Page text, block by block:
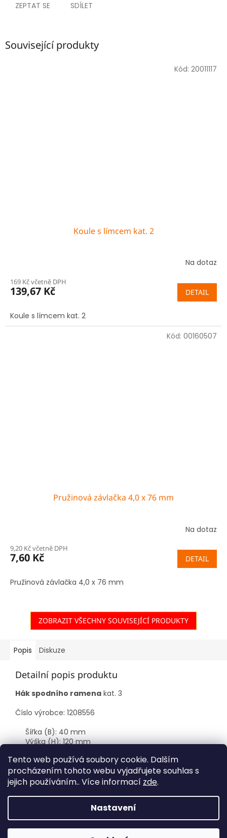
Tento web používá soubory cookie. Dalším
procházením tohoto webu vyjadřujete souhlas s
jejich používáním.. Více informací zde.
Nastavení
ZEPTAT SE SDÍLET
Související produkty
Koule s límcem kat. 2
Na dotaz
169 Kč včetně DPH
139,67 Kč DETAIL
Koule s límcem kat. 2
Kód: 20011117
Pružinová závlačka 4,0 x 76 mm
Na dotaz
9,20 Kč včetně DPH
7,60 Kč DETAIL
Pružinová závlačka 4,0 x 76 mm
Kód: 00160507
ZOBRAZIT VŠECHNY SOUVISEJÍCÍ PRODUKTY
Popis Diskuze
Detailní popis produktu
Hák spodního ramena kat. 3
Číslo výrobce: 1208556
Šířka (B): 40 mm
Výška (H): 120 mm
Délka (L): 205 mm
Vytvořil Shoptet